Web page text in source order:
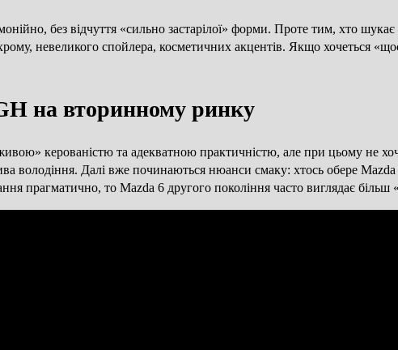
без відчуття «сильно застарілої» форми. Проте тим, хто
невеликого спойлера, косметичних акцентів. Якщо хочеться
на вторинному ринку
керованістю та адекватною практичністю, але при цьому не
Далі вже починаються нюанси смаку: хтось обере Mazda
прагматично, то Mazda 6 другого покоління часто виглядає